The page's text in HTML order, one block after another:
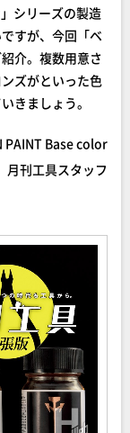
シリーズの製造
すが、今回「ベ
介。複数用意さ
ズがといった色
きましょう。
Base color
月刊工具スタッフ